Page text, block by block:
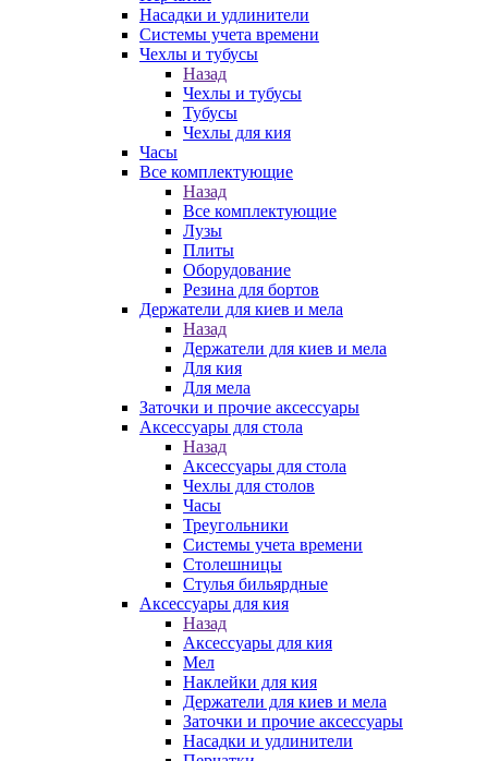
Насадки и удлинители
Системы учета времени
Чехлы и тубусы
Назад
Чехлы и тубусы
Тубусы
Чехлы для кия
Часы
Все комплектующие
Назад
Все комплектующие
Лузы
Плиты
Оборудование
Резина для бортов
Держатели для киев и мела
Назад
Держатели для киев и мела
Для кия
Для мела
Заточки и прочие аксессуары
Аксессуары для стола
Назад
Аксессуары для стола
Чехлы для столов
Часы
Треугольники
Системы учета времени
Столешницы
Стулья бильярдные
Аксессуары для кия
Назад
Аксессуары для кия
Мел
Наклейки для кия
Держатели для киев и мела
Заточки и прочие аксессуары
Насадки и удлинители